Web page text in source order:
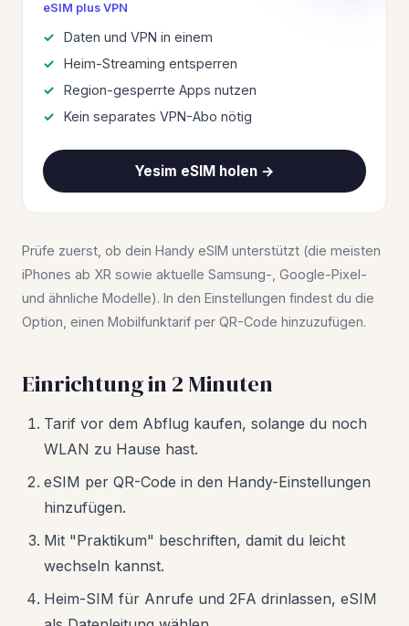
eSIM plus VPN
Daten und VPN in einem
Heim-Streaming entsperren
Region-gesperrte Apps nutzen
Kein separates VPN-Abo nötig
Yesim eSIM holen →
Prüfe zuerst, ob dein Handy eSIM unterstützt (die meisten
iPhones ab XR sowie aktuelle Samsung-, Google-Pixel-
und ähnliche Modelle). In den Einstellungen findest du die
Option, einen Mobilfunktarif per QR-Code hinzuzufügen.
Einrichtung in 2 Minuten
Tarif vor dem Abflug kaufen, solange du noch
WLAN zu Hause hast.
eSIM per QR-Code in den Handy-Einstellungen
hinzufügen.
Mit "Praktikum" beschriften, damit du leicht
wechseln kannst.
Heim-SIM für Anrufe und 2FA drinlassen, eSIM